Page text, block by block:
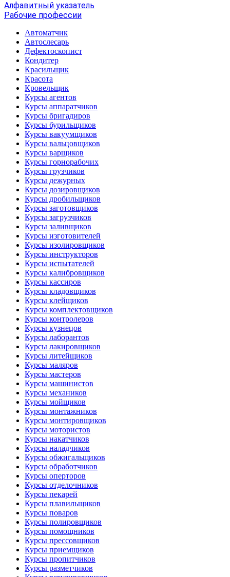
Алфавитный указатель
Рабочие профессии
Автоматчик
Автослесарь
Дефектоскопист
Кондитер
Красильщик
Красота
Кровельщик
Курсы агентов
Курсы аппаратчиков
Курсы бригадиров
Курсы бурильщиков
Курсы вакуумщиков
Курсы вальцовщиков
Курсы варщиков
Курсы горнорабочих
Курсы грузчиков
Курсы дежурных
Курсы дозировщиков
Курсы дробильщиков
Курсы заготовщиков
Курсы загрузчиков
Курсы заливщиков
Курсы изготовителей
Курсы изолировщиков
Курсы инструкторов
Курсы испытателей
Курсы калибровщиков
Курсы кассиров
Курсы кладовщиков
Курсы клейщиков
Курсы комплектовщиков
Курсы контролеров
Курсы кузнецов
Курсы лаборантов
Курсы лакировщиков
Курсы литейщиков
Курсы маляров
Курсы мастеров
Курсы машинистов
Курсы механиков
Курсы мойщиков
Курсы монтажников
Курсы монтировщиков
Курсы мотористов
Курсы накатчиков
Курсы наладчиков
Курсы обжигальщиков
Курсы обработчиков
Курсы оперторов
Курсы отделочников
Курсы пекарей
Курсы плавильщиков
Курсы поваров
Курсы полировщиков
Курсы помощников
Курсы прессовщиков
Курсы приемщиков
Курсы пропитчиков
Курсы разметчиков